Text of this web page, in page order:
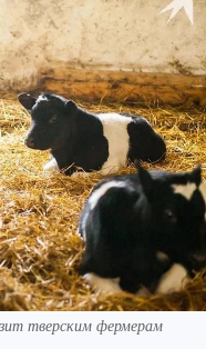
тверским фермерам